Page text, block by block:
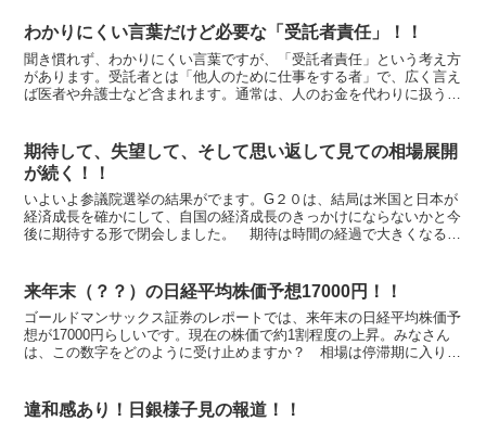
わかりにくい言葉だけど必要な「受託者責任」！！
聞き慣れず、わかりにくい言葉ですが、「受託者責任」という考え方
があります。受託者とは「他人のために仕事をする者」で、広く言え
ば医者や弁護士など含まれます。通常は、人のお金を代わりに扱う金
期待して、失望して、そして思い返して見ての相場展開
が続く！！
いよいよ参議院選挙の結果がでます。G２０は、結局は米国と日本が
経済成長を確かにして、自国の経済成長のきっかけにならないかと今
後に期待する形で閉会しました。 期待は時間の経過で大きくなるも
来年末（？？）の日経平均株価予想17000円！！
ゴールドマンサックス証券のレポートでは、来年末の日経平均株価予
想が17000円らしいです。現在の株価で約1割程度の上昇。みなさん
は、この数字をどのように受け止めますか？ 相場は停滞期に入りま
違和感あり！日銀様子見の報道！！